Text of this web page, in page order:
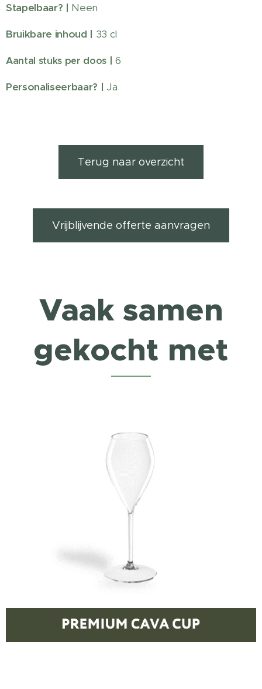
Stapelbaar? | Neen
Bruikbare inhoud | 33 cl
Aantal stuks per doos |6
Personaliseerbaar? | Ja
Terug naar overzicht
Vrijblijvende offerte aanvragen
Vaak samen
gekocht met